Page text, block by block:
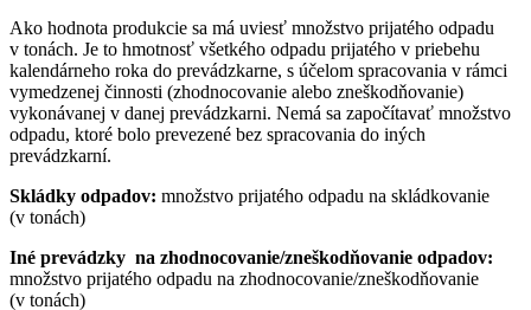
Ako hodnota produkcie sa má uviesť množstvo prijatého odpadu
v tonách. Je to hmotnosť všetkého odpadu prijatého v priebehu
kalendárneho roka do prevádzkarne, s účelom spracovania v rámci
vymedzenej činnosti (zhodnocovanie alebo zneškodňovanie)
vykonávanej v danej prevádzkarni. Nemá sa započítavať množstvo
odpadu, ktoré bolo prevezené bez spracovania do iných
prevádzkarní.
Skládky odpadov: množstvo prijatého odpadu na skládkovanie
(v tonách)
Iné prevádzky na zhodnocovanie/zneškodňovanie odpadov:
množstvo prijatého odpadu na zhodnocovanie/zneškodňovanie
(v tonách)